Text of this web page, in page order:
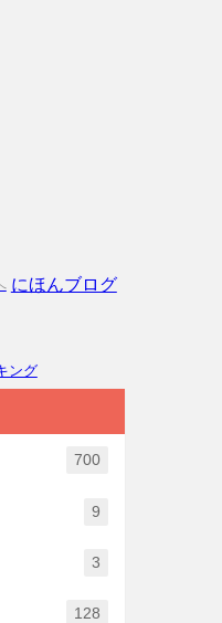
にほんブログ
ング
700
9
3
128